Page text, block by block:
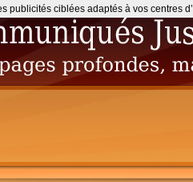
ciblées adaptés à vos centres